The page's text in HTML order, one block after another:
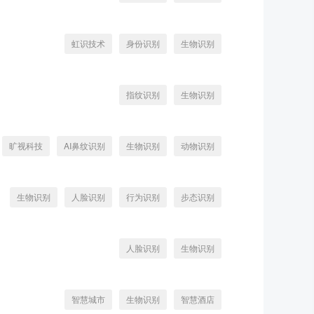
虹识技术 身份识别 生物识别
指纹识别 生物识别
旷视科技 AI鼻纹识别 生物识别 动物识别
生物识别 人脸识别 行为识别 步态识别
人脸识别 生物识别
智慧城市 生物识别 智慧酒店